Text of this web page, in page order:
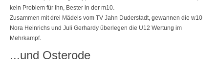
kein Problem für ihn, Bester in der m10.
Zusammen mit drei Mädels vom TV Jahn Duderstadt, gewannen die w10
Nora Heinrichs und Juli Gerhardy überlegen die U12 Wertung im
Mehrkampf.
...und Osterode